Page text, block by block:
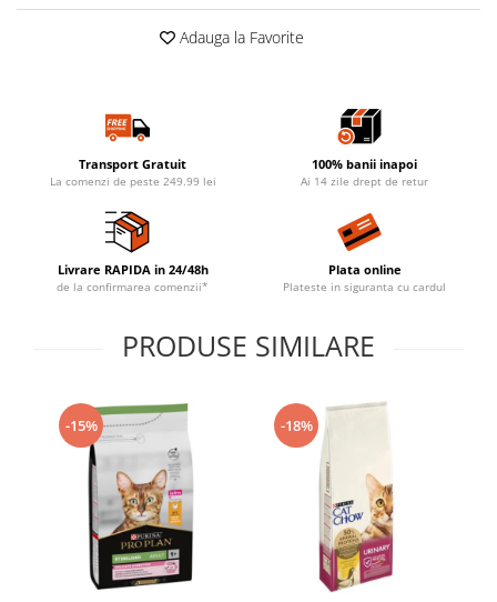
Adauga la Favorite
Transport Gratuit
La comenzi de peste 249.99 lei
100% banii inapoi
Ai 14 zile drept de retur
Livrare RAPIDA in 24/48h
de la confirmarea comenzii*
Plata online
Plateste in siguranta cu cardul
PRODUSE SIMILARE
-15% -18%